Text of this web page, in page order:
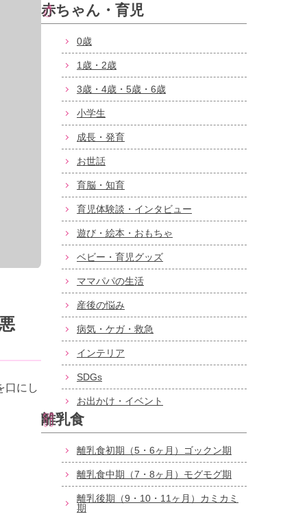
口にし
赤ちゃん・育児
0歳
1歳・2歳
3歳・4歳・5歳・6歳
小学生
成長・発育
お世話
育脳・知育
育児体験談・インタビュー
遊び・絵本・おもちゃ
ベビー・育児グッズ
ママパパの生活
産後の悩み
病気・ケガ・救急
インテリア
SDGs
お出かけ・イベント
離乳食
離乳食初期（5・6ヶ月）ゴックン期
離乳食中期（7・8ヶ月）モグモグ期
離乳後期（9・10・11ヶ月）カミカミ
期